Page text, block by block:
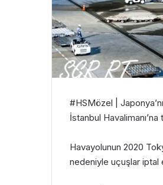
#HSMözel |
İstanbul
Havayolunun 2020
nedeniyle uçuşlar iptal